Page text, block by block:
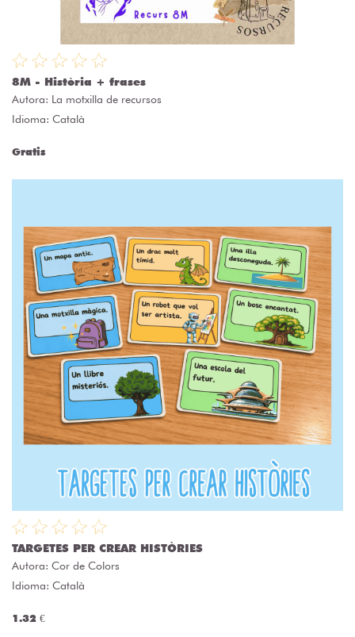
8M - Història + frases
Autora: La motxilla de recursos
Idioma: Català
Gratis
TARGETES PER CREAR HISTÒRIES
Autora: Cor de Colors
Idioma: Català
1.32 €